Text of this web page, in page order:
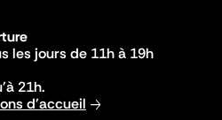
les jours de 11h à 19h
21h.
d'accueil